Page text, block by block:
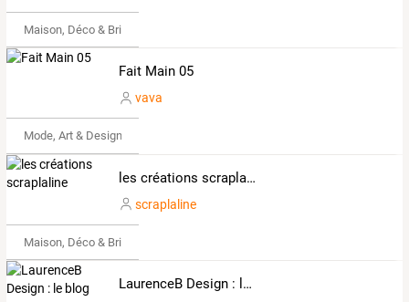
Maison, Déco & Bricolage
Fait Main 05
vava
Mode, Art & Design
les créations scraplaline
scraplaline
Maison, Déco & Bricolage
LaurenceB Design : le blog